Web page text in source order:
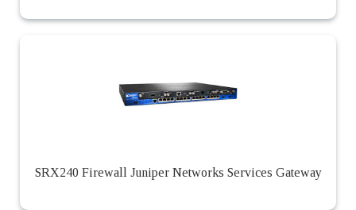
SRX240 Firewall Juniper Networks Services Gateway